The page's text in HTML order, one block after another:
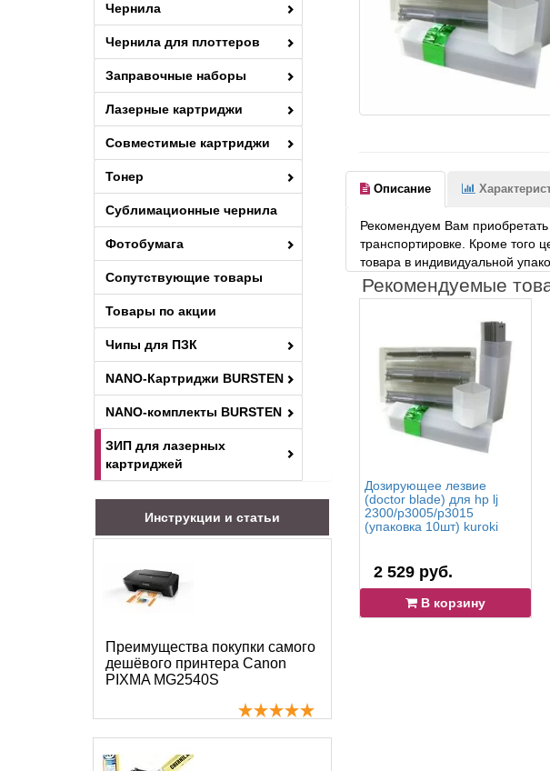
Чернила
Чернила для плоттеров
Заправочные наборы
Лазерные картриджи
Совместимые картриджи
Тонер
Сублимационные чернила
Фотобумага
Сопутствующие товары
Товары по акции
Чипы для ПЗК
NANO-Картриджи BURSTEN
NANO-комплекты BURSTEN
ЗИП для лазерных
картриджей
Инструкции и статьи
Преимущества покупки самого
дешёвого принтера Canon
PIXMA MG2540S
Описание
Рекомендуем Вам приобретать
транспортировке. Кроме того
товара в индивидуальной
Рекомендуемые
Дозирующее лезвие
(doctor blade) для hp lj
2300/p3005/p3015
(упаковка 10шт) kuroki
2 529 руб.
В корзину